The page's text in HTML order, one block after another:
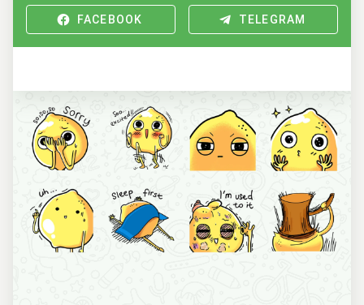
FACEBOOK TELEGRAM